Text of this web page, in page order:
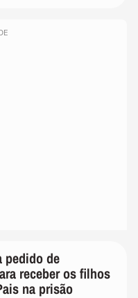
pedido de
receber os filhos
na prisão